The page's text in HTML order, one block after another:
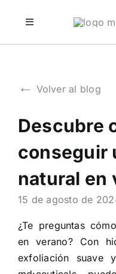
Toggle
tratamientos
blog
sobre md:ceuticals
← Volver al blog
Descubre
conseguir
natural en
15 de agosto de
¿Te preguntas
en verano? Con
exfoliación suave